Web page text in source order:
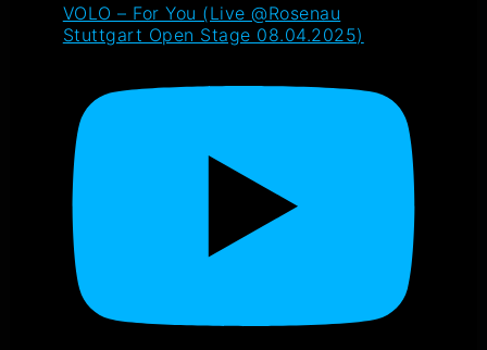
VOLO – For You (Live @Rosenau
Stuttgart Open Stage 08.04.2025)